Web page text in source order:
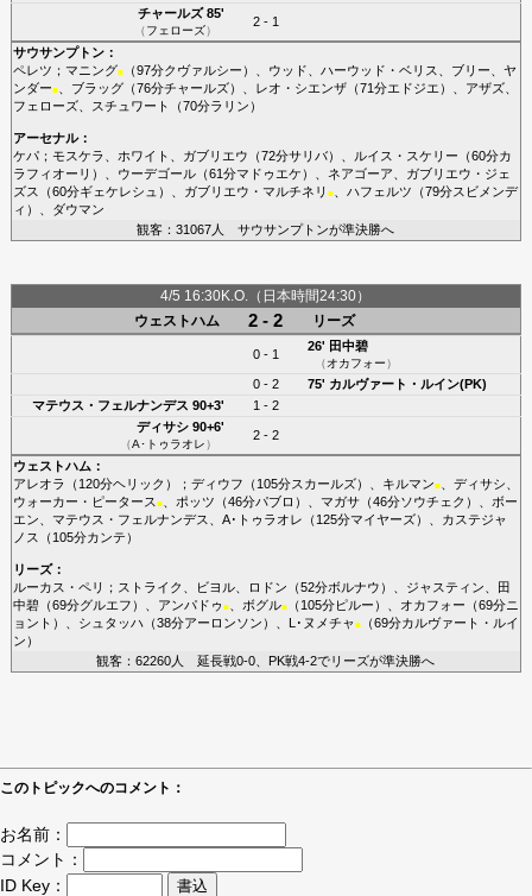
チャールズ85'
（フェローズ）
2 - 1
サウサンプトン：
ペレツ ； マニング■（97分クヴァルシー ）、 ウッド ハーウッド・ベリス ブリー
ヤ
ンダー■、 ブラッグ（76分チャールズ）、 レオ・シエンザ（71分エドジエ ）、 アザズ、
フェローズ、 スチュワート （70分ラリン ）
アーセナル：
ケパ； モスケラ ホワイト ガブリエウ （72分サリバ）、 ルイス・スケリー （60分カ
ラフィオーリ ）、 ウーデゴール（61分マドゥエケ ）、 ネアゴーア
ガブリエウ・ジェ
ズス
（60分ギェケレシュ ）、 ガブリエウ・マルチネリ ■、 ハフェルツ （79分スビメンデ
ィ ）、 ダウマン
観客：31067人 サウサンプトンが準決勝へ
4/5 16:30K.O.（日本時間24:30）
ウェストハム
2 - 2 リーズ
0 - 1
26' 田中碧
（オカフォー）
0 - 2 75' カルヴァート・ルイン(PK)
マテウス・フェルナンデス 90+3'
1 - 2
ディサシ90+6'
（A･トゥラオレ）
2 - 2
ウェストハム ：
アレオラ
（120分ヘリック ）； ディウフ （105分スカールズ）、 キルマン■、 ディサシ
ウォーカー・ピータース ■、 ポッツ （46分パブロ ）、 マガサ（46分ソウチェク ）、 ボー
エン
マテウス・フェルナンデス A･トゥラオレ （125分マイヤーズ）、 カステジャ
ノス
（105分カンテ ）
リーズ：
ルーカス・ペリ
； ストライク ビヨル、 ロドン （52分ボルナウ ）、 ジャスティン
田
中碧（69分グルエフ ）、 アンパドゥ ■、 ボグル■（105分ピルー ）、 オカフォー （69分ニ
ョント ）、 シュタッハ（38分アーロンソン ）、 L･ヌメチャ ■（69分カルヴァート・ルイ
ン ）
観客：62260人 延長戦0-0、PK戦4-2でリーズが準決勝へ
このトピックへのコメント：
お名前：
コメント：
ID Key：